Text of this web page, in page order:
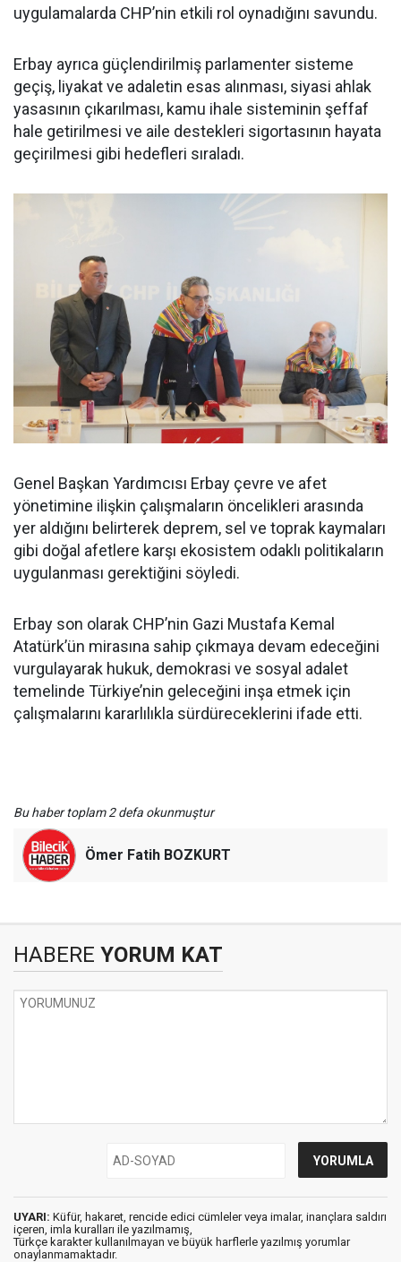
uygulamalarda CHP’nin etkili rol oynadığını savundu.
Erbay ayrıca güçlendirilmiş parlamenter sisteme
geçiş, liyakat ve adaletin esas alınması, siyasi ahlak
yasasının çıkarılması, kamu ihale sisteminin şeffaf
hale getirilmesi ve aile destekleri sigortasının hayata
geçirilmesi gibi hedefleri sıraladı.
Genel Başkan Yardımcısı Erbay çevre ve afet
yönetimine ilişkin çalışmaların öncelikleri arasında
yer aldığını belirterek deprem, sel ve toprak kaymaları
gibi doğal afetlere karşı ekosistem odaklı politikaların
uygulanması gerektiğini söyledi.
Erbay son olarak CHP’nin Gazi Mustafa Kemal
Atatürk’ün mirasına sahip çıkmaya devam edeceğini
vurgulayarak hukuk, demokrasi ve sosyal adalet
temelinde Türkiye’nin geleceğini inşa etmek için
çalışmalarını kararlılıkla sürdüreceklerini ifade etti.
Bu haber toplam 2 defa okunmuştur
Ömer Fatih BOZKURT
HABERE YORUM KAT
UYARI: Küfür, hakaret, rencide edici cümleler veya imalar, inançlara saldırı
içeren, imla kuralları ile yazılmamış,
Türkçe karakter kullanılmayan ve büyük harflerle yazılmış yorumlar
onaylanmamaktadır.